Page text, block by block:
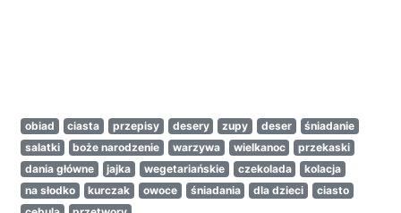
obiad ciasta przepisy desery zupy deser
śniadanie
salatki
boże narodzenie warzywa wielkanoc
przekaski
dania główne
jajka wegetariańskie czekolada
kolacja
na słodko
kurczak owoce śniadania dla dzieci
ciasto